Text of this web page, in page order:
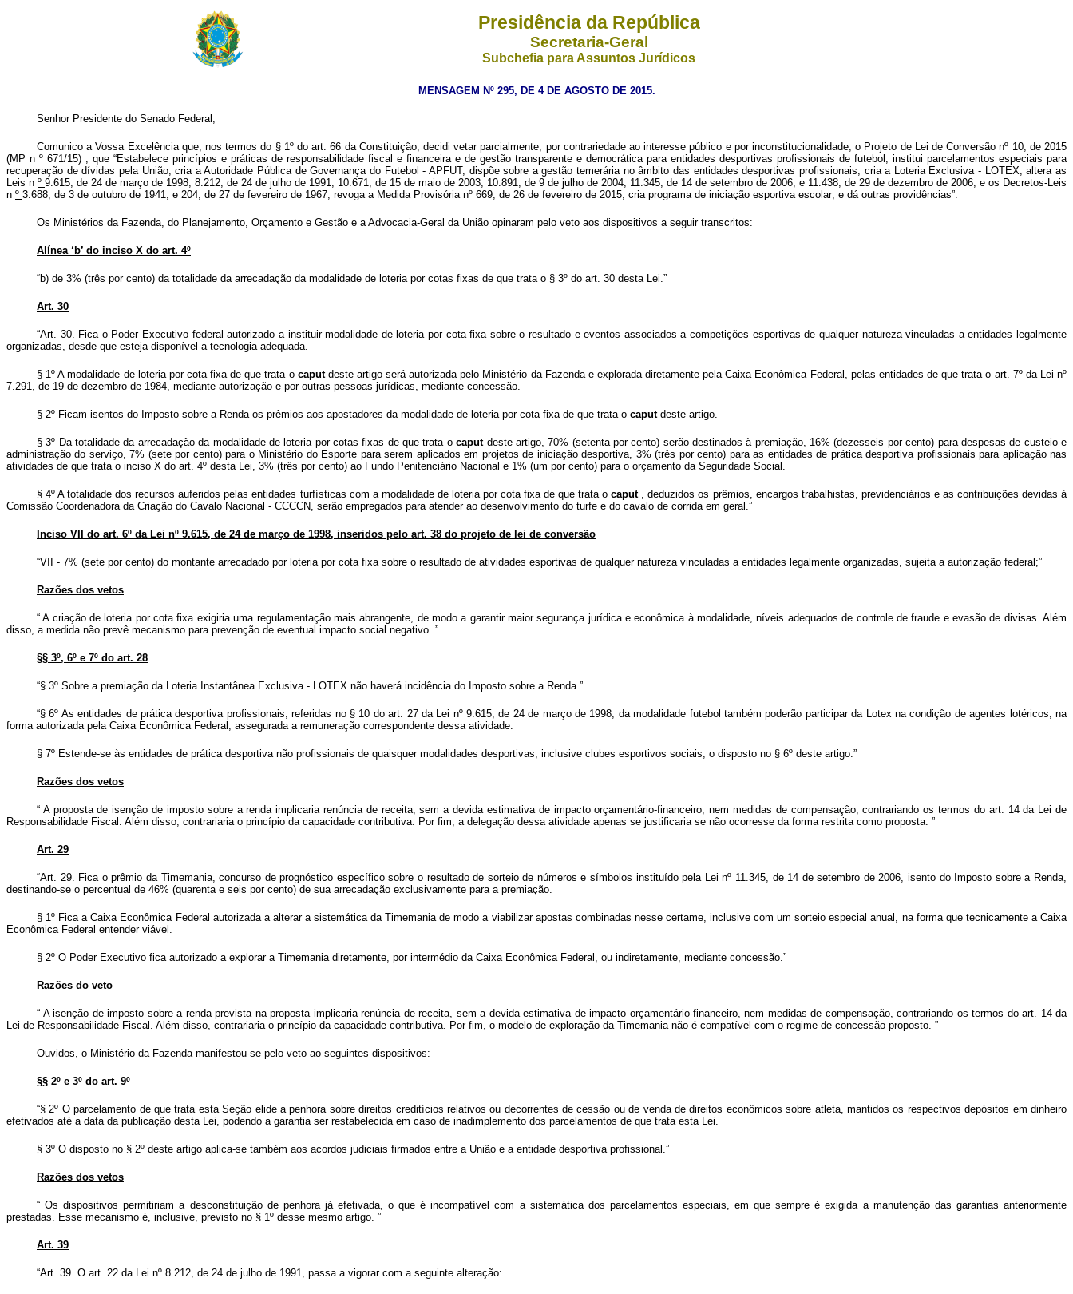
Presidência da República
Secretaria-Geral
Subchefia para Assuntos Jurídicos
MENSAGEM Nº 295, DE 4 DE AGOSTO DE 2015.
Senhor Presidente do Senado Federal,
Comunico a Vossa Excelência que, nos termos do § 1º do art. 66 da Constituição, decidi vetar parcialmente, por contrariedade ao interesse público e por inconstitucionalidade, o Projeto de Lei de Conversão nº 10, de 2015
(MP n º 671/15) , que “Estabelece princípios e práticas de responsabilidade fiscal e financeira e de gestão transparente e democrática para entidades desportivas profissionais de futebol; institui parcelamentos especiais para
recuperação de dívidas pela União, cria a Autoridade Pública de Governança do Futebol - APFUT; dispõe sobre a gestão temerária no âmbito das entidades desportivas profissionais; cria a Loteria Exclusiva - LOTEX; altera as
Leis n º 9.615, de 24 de março de 1998, 8.212, de 24 de julho de 1991, 10.671, de 15 de maio de 2003, 10.891, de 9 de julho de 2004, 11.345, de 14 de setembro de 2006, e 11.438, de 29 de dezembro de 2006, e os Decretos-Leis
n º 3.688, de 3 de outubro de 1941, e 204, de 27 de fevereiro de 1967; revoga a Medida Provisória nº 669, de 26 de fevereiro de 2015; cria programa de iniciação esportiva escolar; e dá outras providências”.
Os Ministérios da Fazenda, do Planejamento, Orçamento e Gestão e a Advocacia-Geral da União opinaram pelo veto aos dispositivos a seguir transcritos:
Alínea ‘b’ do inciso X do art. 4º
“b) de 3% (três por cento) da totalidade da arrecadação da modalidade de loteria por cotas fixas de que trata o § 3º do art. 30 desta Lei.”
Art. 30
“Art. 30. Fica o Poder Executivo federal autorizado a instituir modalidade de loteria por cota fixa sobre o resultado e eventos associados a competições esportivas de qualquer natureza vinculadas a entidades legalmente
organizadas, desde que esteja disponível a tecnologia adequada.
§ 1º A modalidade de loteria por cota fixa de que trata o caput deste artigo será autorizada pelo Ministério da Fazenda e explorada diretamente pela Caixa Econômica Federal, pelas entidades de que trata o art. 7º da Lei nº
7.291, de 19 de dezembro de 1984, mediante autorização e por outras pessoas jurídicas, mediante concessão.
§ 2º Ficam isentos do Imposto sobre a Renda os prêmios aos apostadores da modalidade de loteria por cota fixa de que trata o caput deste artigo.
§ 3º Da totalidade da arrecadação da modalidade de loteria por cotas fixas de que trata ocaput deste artigo, 70% (setenta por cento) serão destinados à premiação, 16% (dezesseis por cento) para despesas de custeio e
administração do serviço, 7% (sete por cento) para o Ministério do Esporte para serem aplicados em projetos de iniciação desportiva, 3% (três por cento) para as entidades de prática desportiva profissionais para aplicação nas
atividades de que trata o inciso X do art. 4º desta Lei, 3% (três por cento) ao Fundo Penitenciário Nacional e 1% (um por cento) para o orçamento da Seguridade Social.
§ 4º A totalidade dos recursos auferidos pelas entidades turfísticas com a modalidade de loteria por cota fixa de que trata ocaput , deduzidos os prêmios, encargos trabalhistas, previdenciários e as contribuições devidas à
Comissão Coordenadora da Criação do Cavalo Nacional - CCCCN, serão empregados para atender ao desenvolvimento do turfe e do cavalo de corrida em geral.”
Inciso VII do art. 6º da Lei nº 9.615, de 24 de março de 1998, inseridos pelo art. 38 do projeto de lei de conversão
“VII - 7% (sete por cento) do montante arrecadado por loteria por cota fixa sobre o resultado de atividades esportivas de qualquer natureza vinculadas a entidades legalmente organizadas, sujeita a autorização federal;”
Razões dos vetos
“A criação de loteria por cota fixa exigiria uma regulamentação mais abrangente, de modo a garantir maior segurança jurídica e econômica à modalidade, níveis adequados de controle de fraude e evasão de divisas. Além
disso, a medida não prevê mecanismo para prevenção de eventual impacto social negativo. ”
§§ 3º, 6º e 7º do art. 28
“§ 3º Sobre a premiação da Loteria Instantânea Exclusiva - LOTEX não haverá incidência do Imposto sobre a Renda.”
“§ 6º As entidades de prática desportiva profissionais, referidas no § 10 do art. 27 da Lei nº 9.615, de 24 de março de 1998, da modalidade futebol também poderão participar da Lotex na condição de agentes lotéricos, na
forma autorizada pela Caixa Econômica Federal, assegurada a remuneração correspondente dessa atividade.
§ 7º Estende-se às entidades de prática desportiva não profissionais de quaisquer modalidades desportivas, inclusive clubes esportivos sociais, o disposto no § 6º deste artigo.”
Razões dos vetos
“ A proposta de isenção de imposto sobre a renda implicaria renúncia de receita, sem a devida estimativa de impacto orçamentário-financeiro, nem medidas de compensação, contrariando os termos do art. 14 da Lei de
Responsabilidade Fiscal. Além disso, contrariaria o princípio da capacidade contributiva. Por fim, a delegação dessa atividade apenas se justificaria se não ocorresse da forma restrita como proposta. ”
Art. 29
“Art. 29. Fica o prêmio da Timemania, concurso de prognóstico específico sobre o resultado de sorteio de números e símbolos instituído pela Lei nº 11.345, de 14 de setembro de 2006, isento do Imposto sobre a Renda,
destinando-se o percentual de 46% (quarenta e seis por cento) de sua arrecadação exclusivamente para a premiação.
§ 1º Fica a Caixa Econômica Federal autorizada a alterar a sistemática da Timemania de modo a viabilizar apostas combinadas nesse certame, inclusive com um sorteio especial anual, na forma que tecnicamente a Caixa
Econômica Federal entender viável.
§ 2º O Poder Executivo fica autorizado a explorar a Timemania diretamente, por intermédio da Caixa Econômica Federal, ou indiretamente, mediante concessão.”
Razões do veto
“ A isenção de imposto sobre a renda prevista na proposta implicaria renúncia de receita, sem a devida estimativa de impacto orçamentário-financeiro, nem medidas de compensação, contrariando os termos do art. 14 da
Lei de Responsabilidade Fiscal. Além disso, contrariaria o princípio da capacidade contributiva. Por fim, o modelo de exploração da Timemania não é compatível com o regime de concessão proposto. ”
Ouvidos, o Ministério da Fazenda manifestou-se pelo veto ao seguintes dispositivos:
§§ 2º e 3º do art. 9º
“§ 2º O parcelamento de que trata esta Seção elide a penhora sobre direitos creditícios relativos ou decorrentes de cessão ou de venda de direitos econômicos sobre atleta, mantidos os respectivos depósitos em dinheiro
efetivados até a data da publicação desta Lei, podendo a garantia ser restabelecida em caso de inadimplemento dos parcelamentos de que trata esta Lei.
§ 3º O disposto no § 2º deste artigo aplica-se também aos acordos judiciais firmados entre a União e a entidade desportiva profissional.”
Razões dos vetos
“Os dispositivos permitiriam a desconstituição de penhora já efetivada, o que é incompatível com a sistemática dos parcelamentos especiais, em que sempre é exigida a manutenção das garantias anteriormente
prestadas. Esse mecanismo é, inclusive, previsto no § 1º desse mesmo artigo. ”
Art. 39
“Art. 39. O art. 22 da Lei nº 8.212, de 24 de julho de 1991, passa a vigorar com a seguinte alteração: